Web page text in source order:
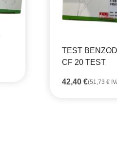
TEST
CF 20 TEST
42,40 €(51,73 €